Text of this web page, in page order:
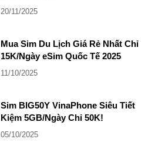
20/11/2025
Mua Sim Du Lịch Giá Rẻ Nhất Chỉ
15K/Ngày eSim Quốc Tế 2025
11/10/2025
Sim BIG50Y VinaPhone Siêu Tiết
Kiệm 5GB/Ngày Chỉ 50K!
05/10/2025